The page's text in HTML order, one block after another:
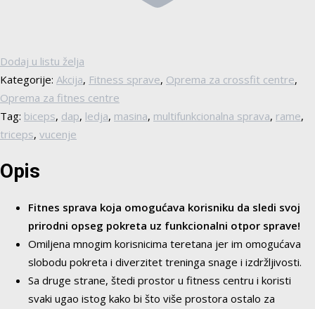
Dodaj u listu želja
Kategorije: Akcija, Fitness sprave, Oprema za crossfit centre,
Oprema za fitnes centre
Tag: biceps, dap, ledja, masina, multifunkcionalna sprava, rame,
triceps, vucenje
Opis
Fitnes sprava koja omogućava korisniku da sledi svoj
prirodni opseg pokreta uz funkcionalni otpor sprave!
Omiljena mnogim korisnicima teretana jer im omogućava
slobodu pokreta i diverzitet treninga snage i izdržljivosti.
Sa druge strane, štedi prostor u fitness centru i koristi
svaki ugao istog kako bi što više prostora ostalo za